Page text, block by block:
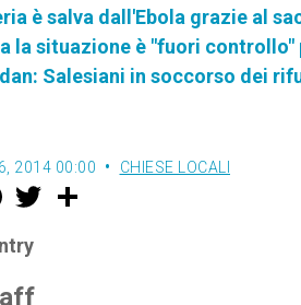
è salva dall'Ebola grazie al
la situazione è "fuori controllo"
Salesiani in soccorso dei
2014 00:00 CHIESE LOCALI
F
a
e
b
o
w